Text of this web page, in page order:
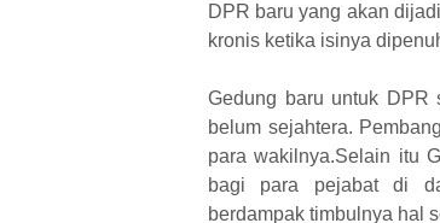
DPR baru yang akan
kronis ketika isinya
Gedung baru untuk DPR
belum sejahtera.
para wakilnya.Selain itu
bagi para pejabat di
berdampak timbulnya hal